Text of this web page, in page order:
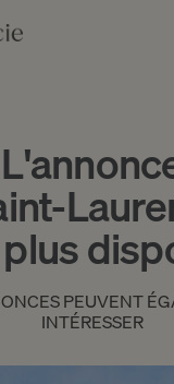
PEUVENT
INTÉRESSER